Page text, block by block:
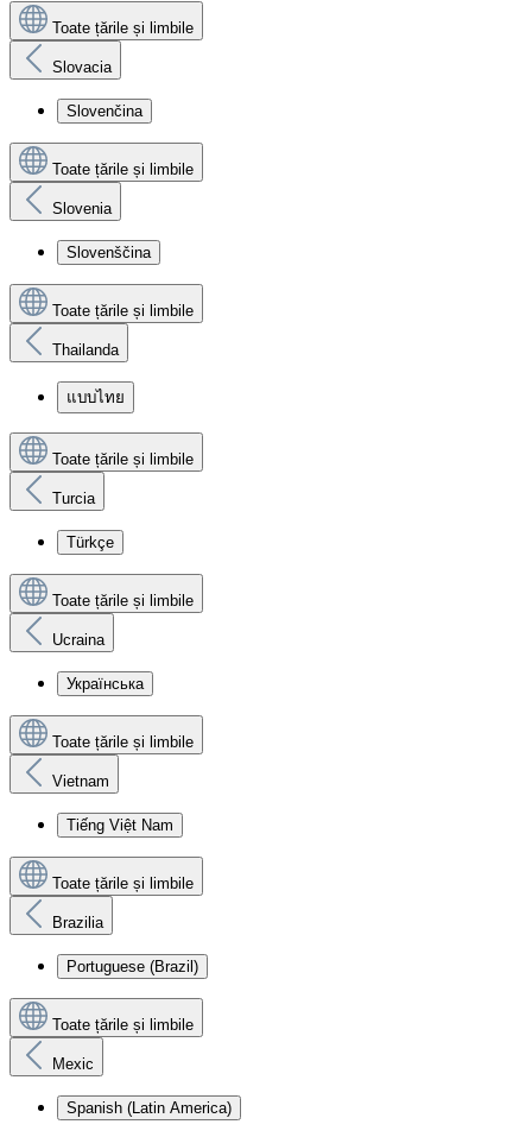
Toate țările și limbile
Slovacia
Slovenčina
Toate țările și limbile
Slovenia
Slovenščina
Toate țările și limbile
Thailanda
แบบไทย
Toate țările și limbile
Turcia
Türkçe
Toate țările și limbile
Ucraina
Українська
Toate țările și limbile
Vietnam
Tiếng Việt Nam
Toate țările și limbile
Brazilia
Portuguese (Brazil)
Toate țările și limbile
Mexic
Spanish (Latin America)